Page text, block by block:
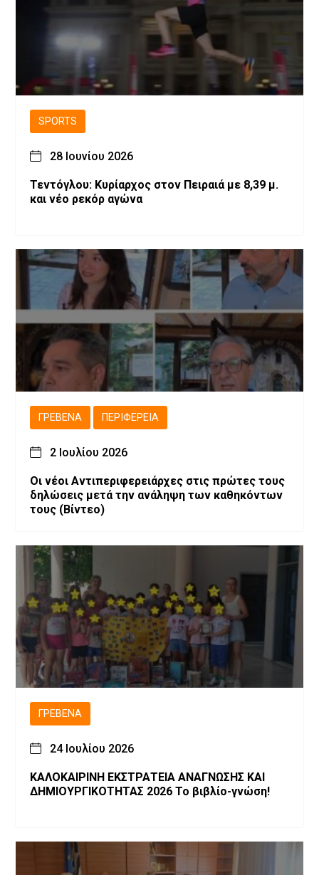
SPORTS
28 Ιουνίου 2026
Τεντόγλου: Κυρίαρχος στον Πειραιά με 8,39 μ.
και νέο ρεκόρ αγώνα
ΓΡΕΒΕΝΆ ΠΕΡΙΦΈΡΕΙΑ
2 Ιουλίου 2026
Οι νέοι Αντιπεριφερειάρχες στις πρώτες τους
δηλώσεις μετά την ανάληψη των καθηκόντων
τους (Βίντεο)
ΓΡΕΒΕΝΆ
24 Ιουλίου 2026
ΚΑΛΟΚΑΙΡΙΝΗ ΕΚΣΤΡΑΤΕΙΑ ΑΝΑΓΝΩΣΗΣ ΚΑΙ
ΔΗΜΙΟΥΡΓΙΚΟΤΗΤΑΣ 2026 Το βιβλίο-γνώση!